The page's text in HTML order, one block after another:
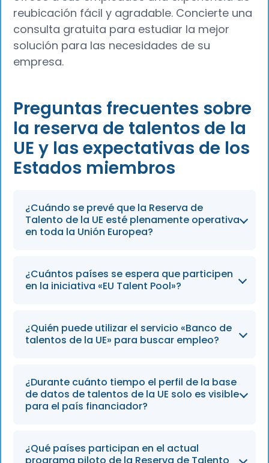
reubicación fácil y agradable. Concierte una
consulta gratuita para estudiar la mejor
solución para las necesidades de su
empresa.
Preguntas frecuentes sobre
la reserva de talentos de la
UE y las expectativas de los
Estados miembros
¿Cuándo se prevé que la Reserva de
Talento de la UE esté plenamente operativa
en toda la Unión Europea?
La plataforma se encuentra actualmente en
fase de desarrollo y se prevé que esté
en materia de compatibilidad de bases de
datos.
¿Cuántos países se espera que participen
en la iniciativa «EU Talent Pool»?
La Comisión Europea prevé que entre 11 y 20
países se incorporen a la Reserva de Talento
¿Quién puede utilizar el servicio «Banco de
talentos de la UE» para buscar empleo?
La plataforma está diseñada para personas
de fuera de la UE que buscan empleo, y les
permite crear perfiles y buscar ofertas de
de mano de obra.
¿Durante cuánto tiempo el perfil de la base
de datos de talentos de la UE solo es visible
para el país financiador?
Si una persona en busca de empleo ha
completado una formación financiada por la
¿Qué países participan en el actual